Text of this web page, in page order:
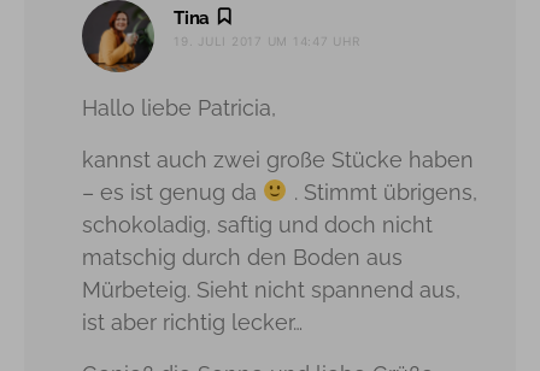
Tina
19. JULI 2017 UM 14:47 UHR
Hallo liebe Patricia,
kannst auch zwei große Stücke haben
– es ist genug da
. Stimmt übrigens,
schokoladig, saftig und doch nicht
matschig durch den Boden aus
Mürbeteig. Sieht nicht spannend aus,
ist aber richtig lecker…